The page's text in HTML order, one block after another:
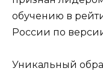
обучению в
России по
Уникальный